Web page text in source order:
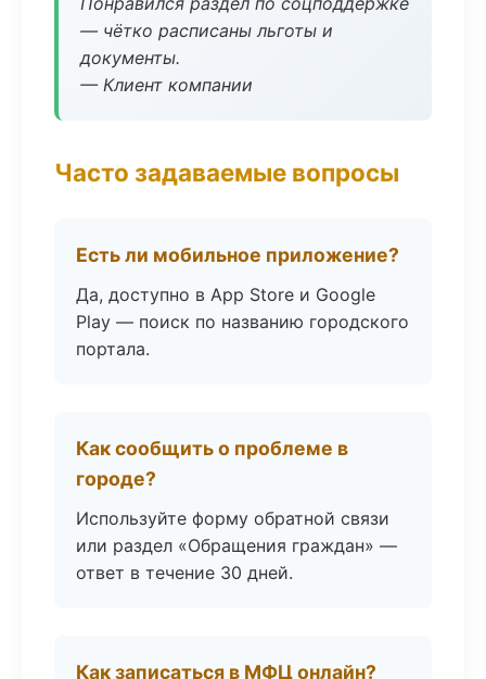
— чётко расписаны льготы и
документы.
— Клиент компании
Часто задаваемые вопросы
Есть ли мобильное приложение?
Да, доступно в App Store и Google
Play — поиск по названию городского
портала.
Как сообщить о проблеме в
городе?
Используйте форму обратной связи
или раздел «Обращения граждан» —
ответ в течение 30 дней.
Как записаться в МФЦ онлайн?